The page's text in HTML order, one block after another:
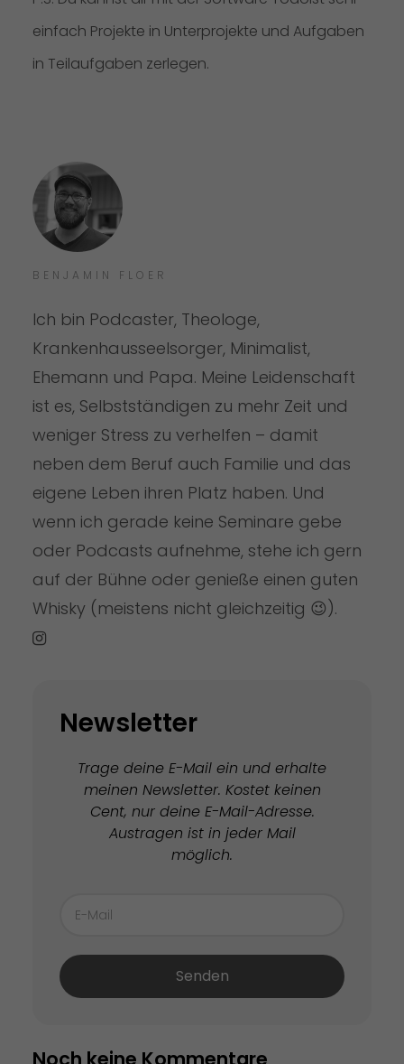
einfach Projekte in Unterprojekte und Aufgaben
in Teilaufgaben zerlegen.
BENJAMIN FLOER
Ich bin Podcaster, Theologe,
Krankenhausseelsorger, Minimalist,
Ehemann und Papa. Meine Leidenschaft
ist es, Selbstständigen zu mehr Zeit und
weniger Stress zu verhelfen – damit
neben dem Beruf auch Familie und das
eigene Leben ihren Platz haben. Und
wenn ich gerade keine Seminare gebe
oder Podcasts aufnehme, stehe ich gern
auf der Bühne oder genieße einen guten
Whisky (meistens nicht gleichzeitig 😉).
Newsletter
Trage deine E-Mail ein und erhalte
meinen Newsletter. Kostet keinen
Cent, nur deine E-Mail-Adresse.
Austragen ist in jeder Mail
möglich.
Senden